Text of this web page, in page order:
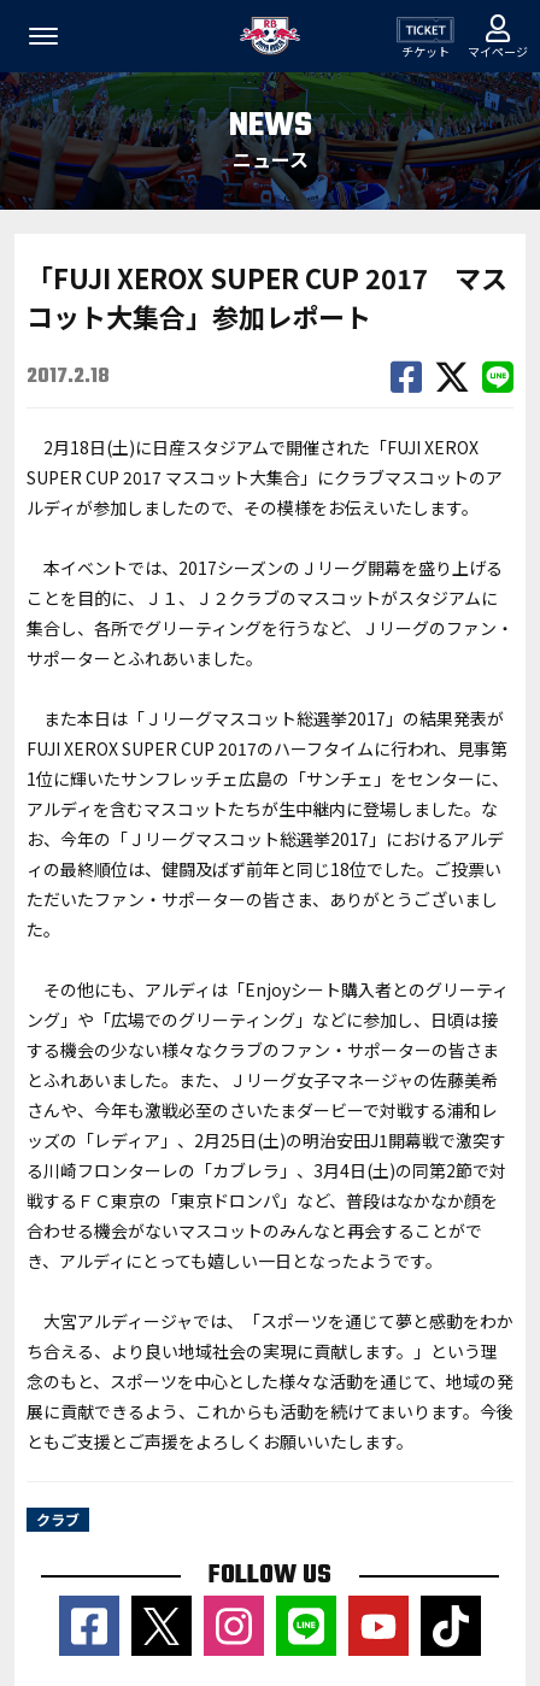
チケット マイページ
NEWS
ニュース
「FUJI XEROX SUPER CUP 2017 マス
コット大集合」参加レポート
2017.2.18
2月18日(土)に日産スタジアムで開催された「FUJI XEROX
SUPER CUP 2017 マスコット大集合」にクラブマスコットのア
ルディが参加しましたので、その模様をお伝えいたします。
本イベントでは、2017シーズンのＪリーグ開幕を盛り上げる
ことを目的に、Ｊ１、Ｊ２クラブのマスコットがスタジアムに
集合し、各所でグリーティングを行うなど、Ｊリーグのファン・
サポーターとふれあいました。
また本日は「Ｊリーグマスコット総選挙2017」の結果発表が
FUJI XEROX SUPER CUP 2017のハーフタイムに行われ、見事第
1位に輝いたサンフレッチェ広島の「サンチェ」をセンターに、
アルディを含むマスコットたちが生中継内に登場しました。な
お、今年の「Ｊリーグマスコット総選挙2017」におけるアルデ
ィの最終順位は、健闘及ばず前年と同じ18位でした。ご投票い
ただいたファン・サポーターの皆さま、ありがとうございまし
た。
その他にも、アルディは「Enjoyシート購入者とのグリーティ
ング」や「広場でのグリーティング」などに参加し、日頃は接
する機会の少ない様々なクラブのファン・サポーターの皆さま
とふれあいました。また、Ｊリーグ女子マネージャの佐藤美希
さんや、今年も激戦必至のさいたまダービーで対戦する浦和レ
ッズの「レディア」、2月25日(土)の明治安田J1開幕戦で激突す
る川崎フロンターレの「カブレラ」、3月4日(土)の同第2節で対
戦するＦＣ東京の「東京ドロンパ」など、普段はなかなか顔を
合わせる機会がないマスコットのみんなと再会することがで
き、アルディにとっても嬉しい一日となったようです。
大宮アルディージャでは、「スポーツを通じて夢と感動をわか
ち合える、より良い地域社会の実現に貢献します。」という理
念のもと、スポーツを中心とした様々な活動を通じて、地域の発
展に貢献できるよう、これからも活動を続けてまいります。今後
ともご支援とご声援をよろしくお願いいたします。
クラブ
FOLLOW US